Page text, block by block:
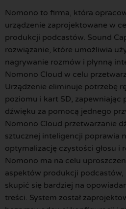
Nomono to firma, która
urządzenie zaprojektowane w
produkcji podcastów. Sound
rozwiązanie, które umożliwia
nagrywanie rozmów i płynną
Nomono Cloud w celu
Urządzenie eliminuje potrzebę
poziomu i kart SD,
dźwięku za pomocą jednego
Nomono Cloud przetwarzanie
sztucznej inteligencji poprawia
optymalizację czystości głosu i
Nomono ma na celu
aspektów produkcji
skupić się bardziej na
treści. System został